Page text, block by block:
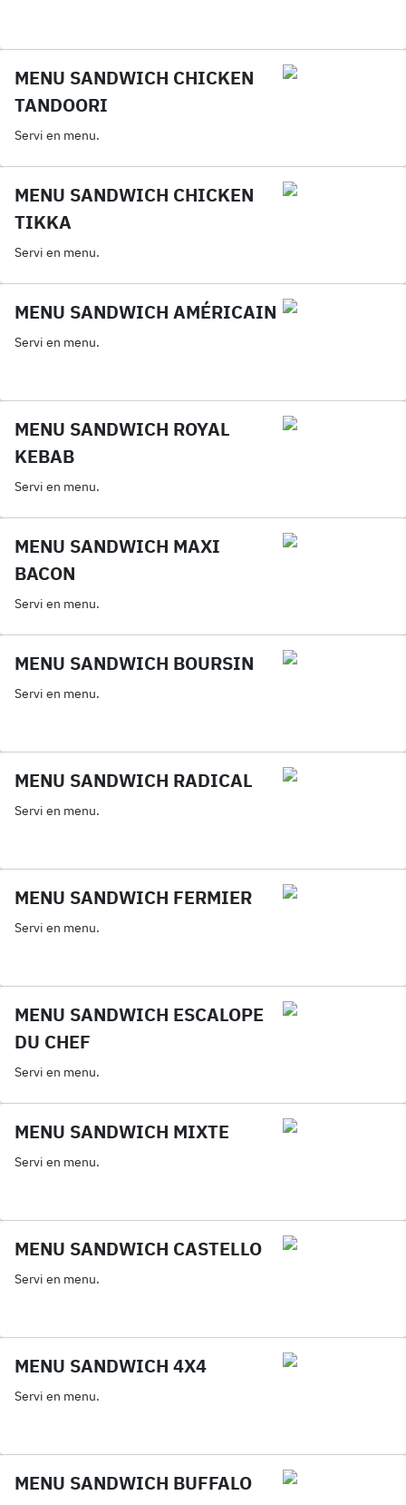
MENU SANDWICH CHICKEN
TANDOORI
Servi en menu.
MENU SANDWICH CHICKEN
TIKKA
Servi en menu.
MENU SANDWICH AMÉRICAIN
Servi en menu.
MENU SANDWICH ROYAL
KEBAB
Servi en menu.
MENU SANDWICH MAXI
BACON
Servi en menu.
MENU SANDWICH BOURSIN
Servi en menu.
MENU SANDWICH RADICAL
Servi en menu.
MENU SANDWICH FERMIER
Servi en menu.
MENU SANDWICH ESCALOPE
DU CHEF
Servi en menu.
MENU SANDWICH MIXTE
Servi en menu.
MENU SANDWICH CASTELLO
Servi en menu.
MENU SANDWICH 4X4
Servi en menu.
MENU SANDWICH BUFFALO